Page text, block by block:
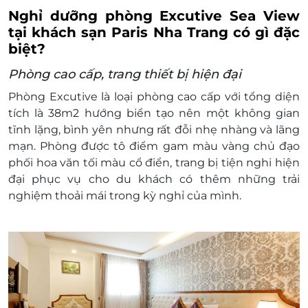
Giờ nhận phòng: 14h00
Giờ trả phòng: 12h00
1900 2065 - 0387881956.
0387881956.
Điều kiện hoãn/huỷ phòng:
Huỷ trước 7 ngày không tính phí.
Huỷ trước trong vòng 4 - 7 ngày tính 50%
phí.
Huỷ trước trong vòng 2 - 3 ngày tính 75% phí.
Huỷ trước dưới 2 ngày tính 100% phí.
Không cho phép mang theo vật nuôi.
Phù hợp cho tất cả trẻ em ở mọi độ tuổi.
Chỗ nghỉ không có nôi cũi/ giường cũi cho
Chấp nhận thanh toán bằng tiền mặt hoặc
Nghỉ dưỡng phòng Excutive Sea View
tại khách sạn Paris Nha Trang có gì đặc
biệt?
Phòng cao cấp, trang thiết bị hiện đại
Phòng Excutive là loại phòng cao cấp với tổng diện
tích là 38m2 hướng biển tạo nên một không gian
tĩnh lặng, bình yên nhưng rất đỗi nhẹ nhàng và lãng
mạn. Phòng được tô điểm gam màu vàng chủ đạo
phối hoa văn tối màu cổ điển, trang bị tiện nghi hiện
đại phục vụ cho du khách có thêm những trải
nghiệm thoải mái trong kỳ nghỉ của mình.